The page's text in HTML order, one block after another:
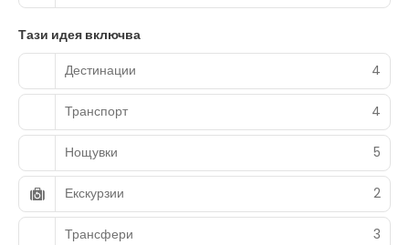
Тази идея включва
Дестинации
4
Транспорт 4
Нощувки 5
Екскурзии 2
Трансфери 3